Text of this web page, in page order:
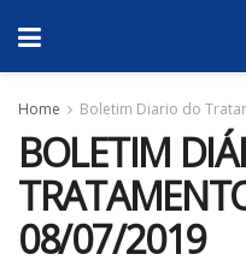
Home Boletim Diario do
BOLETIM
08/07/2019